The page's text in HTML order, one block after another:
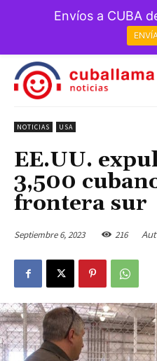
NOTICIAS USA
EE.UU.
3,500
frontera sur
Septiembre 6, 2023 216
Envíos a CUBA